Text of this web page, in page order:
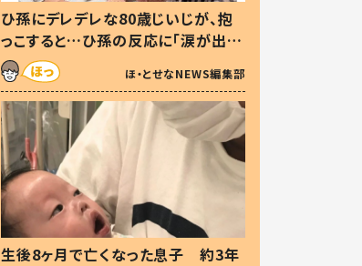
ひ孫にデレデレな80歳じいじが、抱
っこすると…ひ孫の反応に「涙が出ま
した」「可愛くて仕方ない」
ほ・とせなNEWS編集部
生後8ヶ月で亡くなった息子 約3年